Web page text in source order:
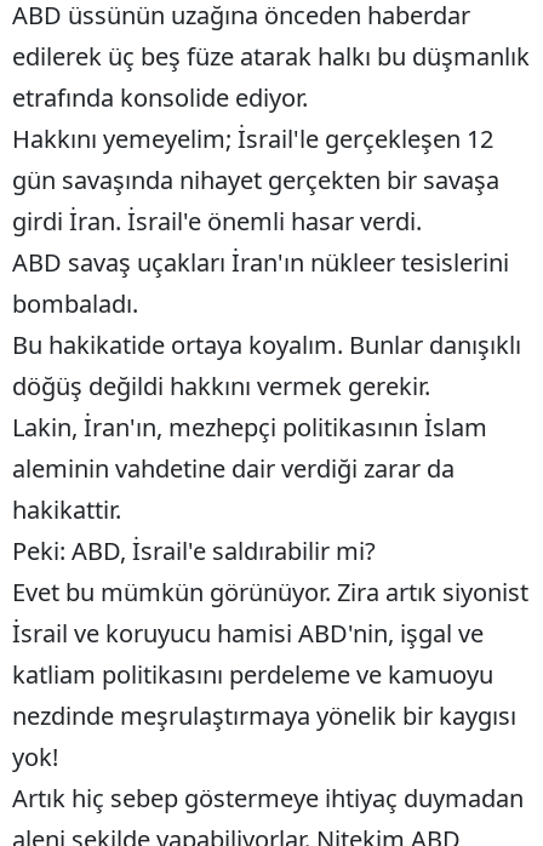
ABD üssünün uzağına önceden haberdar
edilerek üç beş füze atarak halkı bu düşmanlık
etrafında konsolide ediyor.
Hakkını yemeyelim; İsrail'le gerçekleşen 12
gün savaşında nihayet gerçekten bir savaşa
girdi İran. İsrail'e önemli hasar verdi.
ABD savaş uçakları İran'ın nükleer tesislerini
bombaladı.
Bu hakikatide ortaya koyalım. Bunlar danışıklı
döğüş değildi hakkını vermek gerekir.
Lakin, İran'ın, mezhepçi politikasının İslam
aleminin vahdetine dair verdiği zarar da
hakikattir.
Peki: ABD, İsrail'e saldırabilir mi?
Evet bu mümkün görünüyor. Zira artık siyonist
İsrail ve koruyucu hamisi ABD'nin, işgal ve
katliam politikasını perdeleme ve kamuoyu
nezdinde meşrulaştırmaya yönelik bir kaygısı
yok!
Artık hiç sebep göstermeye ihtiyaç duymadan
aleni şekilde yapabiliyorlar. Nitekim ABD